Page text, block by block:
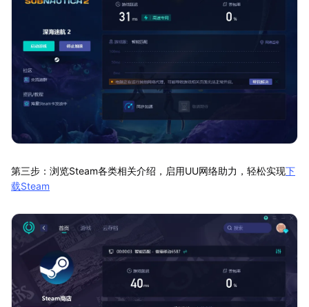
第三步：浏览Steam各类相关介绍，启用UU网络助力，轻松实现下
载Steam